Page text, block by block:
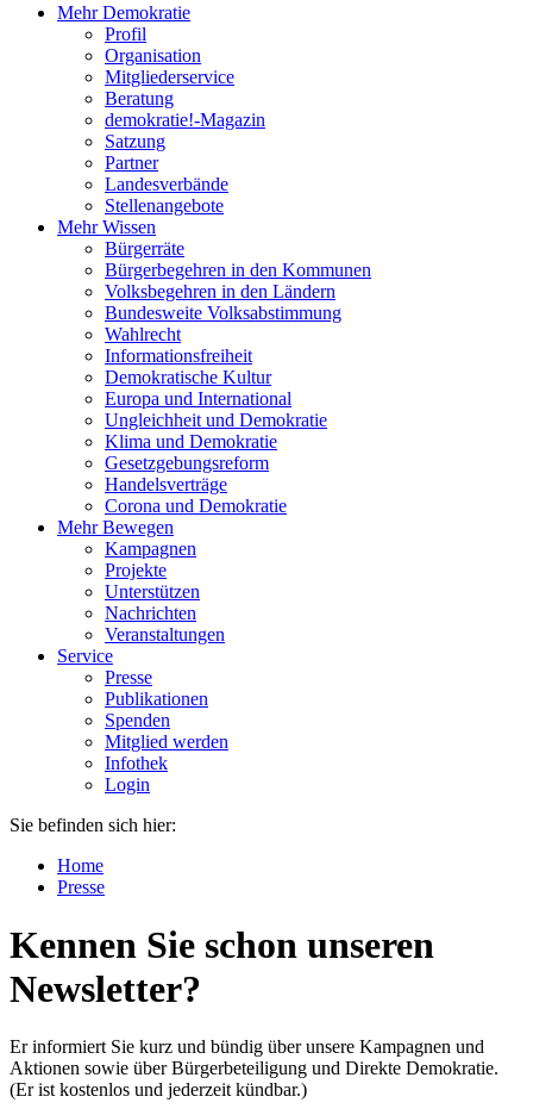
Mehr Demokratie
Profil
Organisation
Mitgliederservice
Beratung
demokratie!-Magazin
Satzung
Partner
Landesverbände
Stellenangebote
Mehr Wissen
Bürgerräte
Bürgerbegehren in den Kommunen
Volksbegehren in den Ländern
Bundesweite Volksabstimmung
Wahlrecht
Informationsfreiheit
Demokratische Kultur
Europa und International
Ungleichheit und Demokratie
Klima und Demokratie
Gesetzgebungsreform
Handelsverträge
Corona und Demokratie
Mehr Bewegen
Kampagnen
Projekte
Unterstützen
Nachrichten
Veranstaltungen
Service
Presse
Publikationen
Spenden
Mitglied werden
Infothek
Login
Sie befinden sich hier:
Home
Presse
Kennen Sie schon unseren
Newsletter?
Er informiert Sie kurz und bündig über unsere Kampagnen und
Aktionen sowie über Bürgerbeteiligung und Direkte Demokratie.
(Er ist kostenlos und jederzeit kündbar.)